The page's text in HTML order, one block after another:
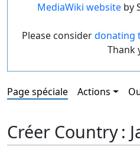
MediaWiki websiteby
Please considerdonating
Thank
Page spéciale Actions
Créer Country :